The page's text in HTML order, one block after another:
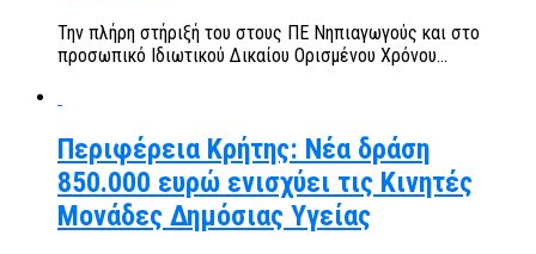
Την πλήρη στήριξή του στους ΠΕ Νηπιαγωγούς και στο
προσωπικό Ιδιωτικού Δικαίου Ορισμένου Χρόνου...
Περιφέρεια Κρήτης: Νέα δράση
850.000 ευρώ ενισχύει τις Κινητές
Μονάδες Δημόσιας Υγείας